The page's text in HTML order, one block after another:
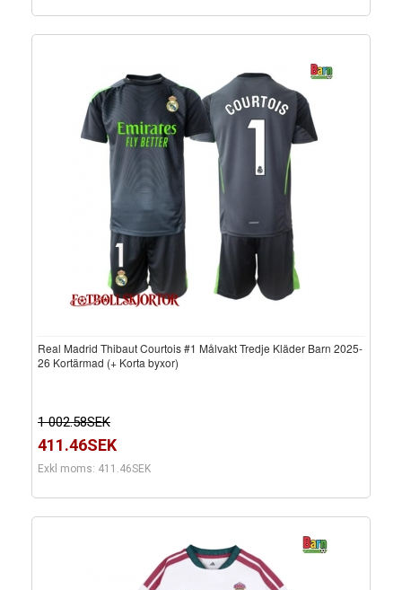
Real Madrid Thibaut Courtois #1 Målvakt Tredje Kläder Barn 2025-
26 Kortärmad (+ Korta byxor)
1 002.58SEK
411.46SEK
Exkl moms: 411.46SEK